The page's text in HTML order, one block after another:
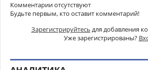
Комментарии отсутствуют
Будьте первым, кто оставит комментарий!
Зарегистрируйтесь для добавления
Уже зарегистрированы?